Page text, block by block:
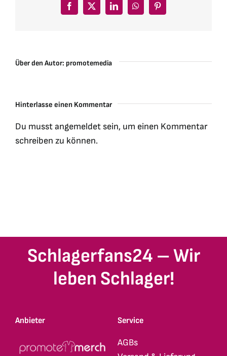
Facebook
X LinkedInWhatsAppPinterest
Über den Autor: promotemedia
Hinterlasse einen Kommentar
Du musstangemeldet sein, um einen Kommentar
schreiben zu können.
Schlagerfans24 – Wir
leben Schlager!
Anbieter Service
AGBs